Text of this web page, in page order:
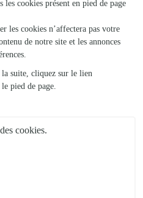
ou une plante à